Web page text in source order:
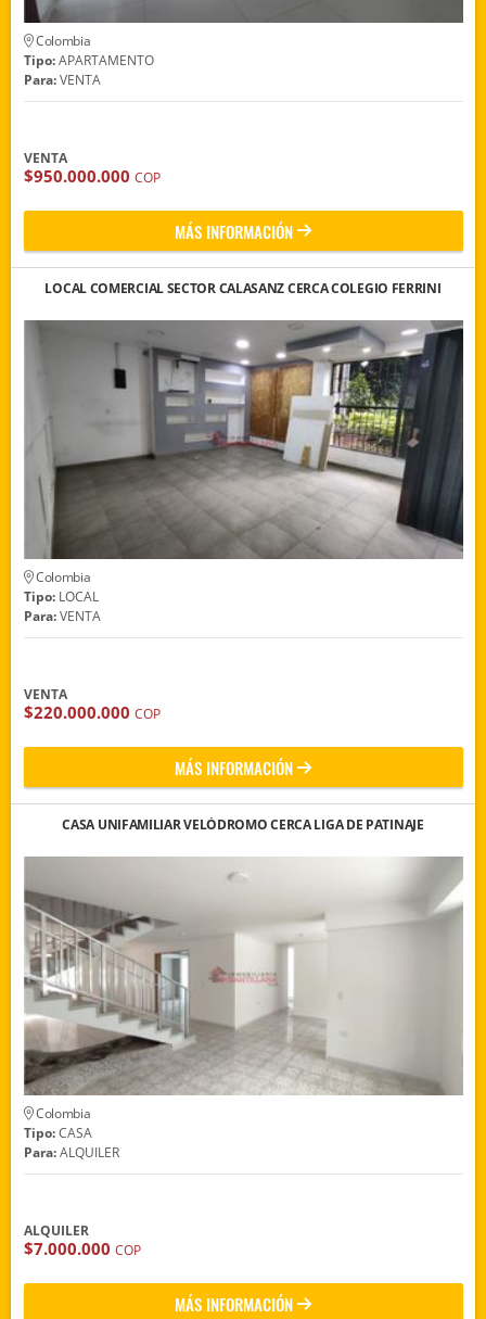
Colombia
Tipo:APARTAMENTO
Para:VENTA
VENTA
$950.000.000 COP
MÁS INFORMACIÓN
LOCAL COMERCIAL SECTOR CALASANZ CERCA COLEGIO FERRINI
Colombia
Tipo:LOCAL
Para:VENTA
VENTA
$220.000.000 COP
MÁS INFORMACIÓN
CASA UNIFAMILIAR VELÓDROMO CERCA LIGA DE PATINAJE
Colombia
Tipo:CASA
Para:ALQUILER
ALQUILER
$7.000.000 COP
MÁS INFORMACIÓN